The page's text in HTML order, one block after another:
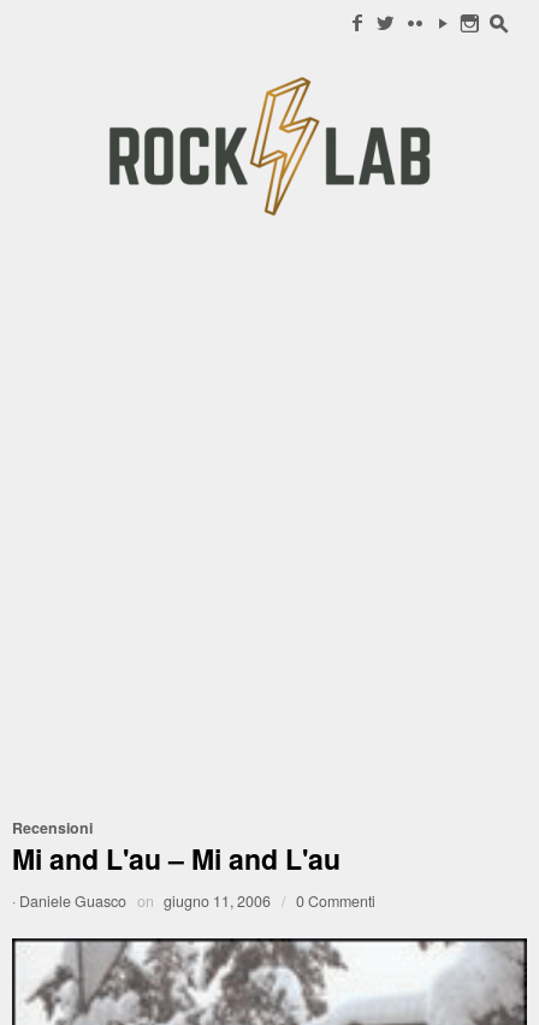
f w c y n s
Recensioni
Mi and L'au – Mi and L'au
· Daniele Guasco on giugno 11, 2006 / 0 Commenti